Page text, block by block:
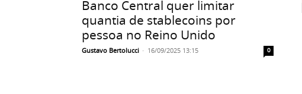
Banco Central quer limitar
quantia de stablecoins por
pessoa no Reino Unido
Gustavo Bertolucci - 16/09/2025 13:15 0